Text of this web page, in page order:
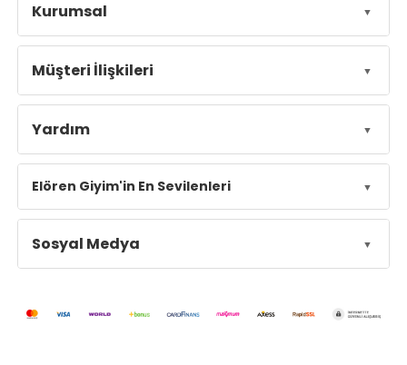
Kurumsal
Müşteri İlişkileri
Yardım
Elören Giyim'in En Sevilenleri
Sosyal Medya